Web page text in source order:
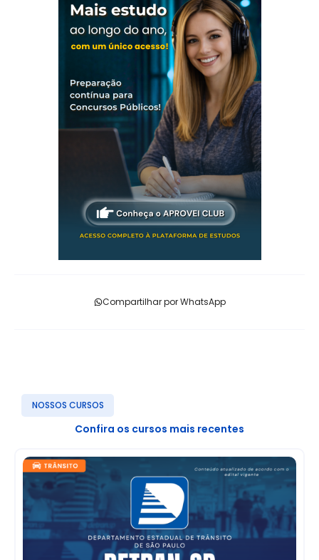
Compartilhar por WhatsApp
NOSSOS CURSOS
Confira os cursos mais recentes